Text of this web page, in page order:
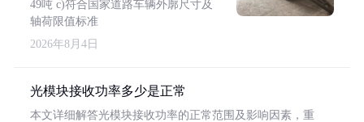
49吨 c)符合国家道路车辆外廓尺寸及
轴荷限值标准
2026年8月4日
光模块接收功率多少是正常
本文详细解答光模块接收功率的正常范围及影响因素，重